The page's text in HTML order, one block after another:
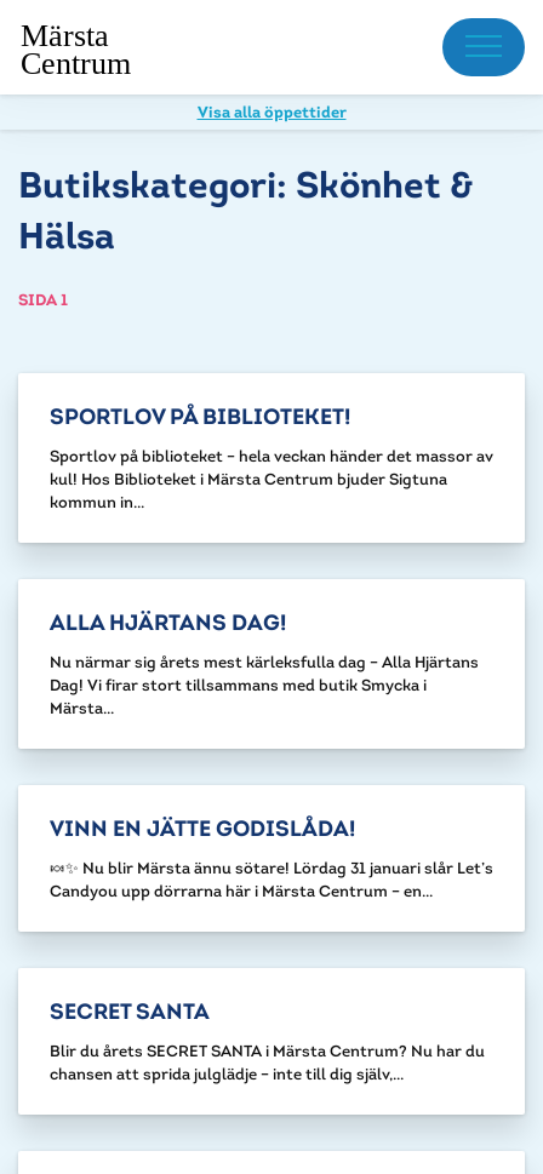
Meny
Visa alla öppettider
Butikskategori: Skönhet &
Hälsa
SIDA 1
SPORTLOV PÅ BIBLIOTEKET!
Sportlov på biblioteket – hela veckan händer det massor av
kul! Hos Biblioteket i Märsta Centrum bjuder Sigtuna
kommun in...
ALLA HJÄRTANS DAG!
Nu närmar sig årets mest kärleksfulla dag – Alla Hjärtans
Dag! Vi firar stort tillsammans med butik Smycka i
Märsta...
VINN EN JÄTTE GODISLÅDA!
🍬✨ Nu blir Märsta ännu sötare! Lördag 31 januari slår Let’s
Candyou upp dörrarna här i Märsta Centrum – en...
SECRET SANTA
Blir du årets SECRET SANTA i Märsta Centrum? Nu har du
chansen att sprida julglädje – inte till dig själv,...